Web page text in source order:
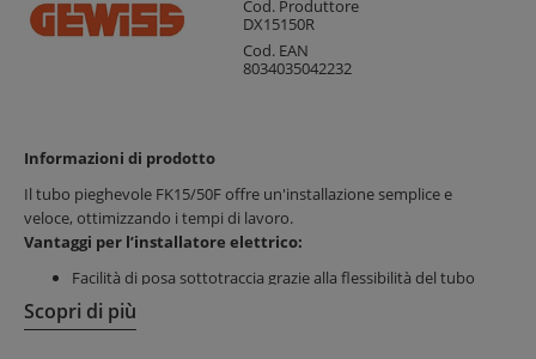
Cod. Produttore
DX15150R
Cod. EAN
8034035042232
Informazioni di prodotto
Il tubo pieghevole FK15/50F offre un'installazione semplice e
veloce, ottimizzando i tempi di lavoro.
Vantaggi per l’installatore elettrico:
Facilità di posa sottotraccia grazie alla flessibilità del tubo
Materiali resistenti (PVC e Polipropilene) per durabilità nel
tempo
Scopri di più